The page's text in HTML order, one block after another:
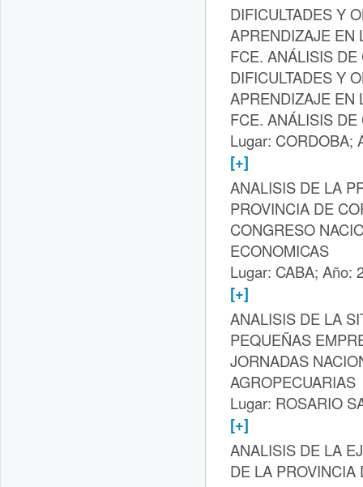
DIFICULTADES Y
APRENDIZAJE EN
FCE. ANÁLISIS
DIFICULTADES Y
APRENDIZAJE EN
FCE. ANÁLISIS
Lugar: CORDOBA;
[+]
ANALISIS DE LA
PROVINCIA DE
CONGRESO
ECONOMICAS
Lugar: CABA; Año:
[+]
ANALISIS DE LA
PEQUEÑAS
JORNADAS
AGROPECUARIAS
Lugar: ROSARIO
[+]
ANALISIS DE LA
DE LA PROVINCIA